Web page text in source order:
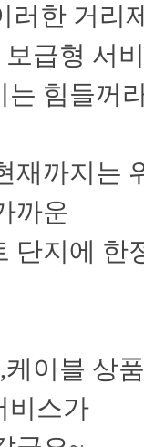
러한 거리
급형 서
는 힘들꺼
재까지는
까운
단지에 한
이블 상
비스가